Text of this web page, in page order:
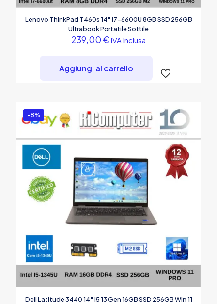
Lenovo ThinkPad T460s 14″ i7-6600U 8GB SSD 256GB
Ultrabook Portatile Sottile
239,00 €IVA Inclusa
Aggiungi al carrello
-8%
Dell Latitude 3440 14″ i5 13 Gen 16GB SSD 256GB Win 11